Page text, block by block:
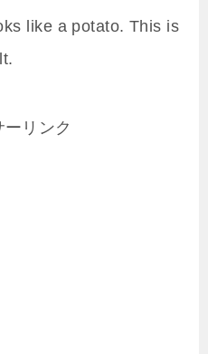
like a potato. This is
リンク